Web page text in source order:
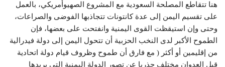
هنا تتقاطع المصلحة السعودية مع المشروع الصهيوأمريكي، بالعمل
على تقسيم اليمن إلى عدة كانتونات تتجاذبها الفوضى والصراعات،
وحتى وإن استيقظت القوى اليمنية وانفتحت على بعضها، فإن
الطموح الأكبر لدى النخب الحزبية أن تتحول اليمن إلى دولة فيدرالية
من إقليمين أو أكثر ( مع فارق أن طموح وظروف قيام دولة اتحادية
قبل العدوان مختلف جذريا عن تصور الدولة اليمنية التي يريدها